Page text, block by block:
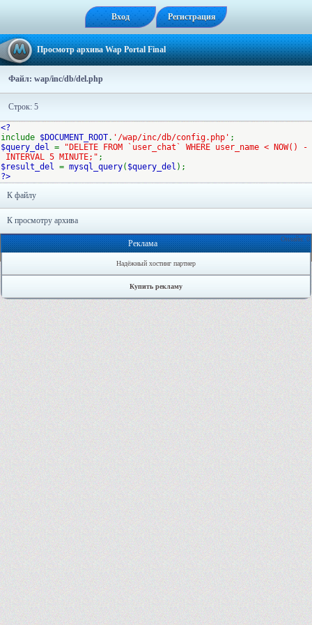
Вход Регистрация
Просмотр архива Wap Portal Final
Файл: wap/inc/db/del.php
Строк: 5
<?
include $DOCUMENT_ROOT. '/wap/inc/db/config.php' ;
$query_del =
"DELETE FROM `user_chat` WHERE user_name < NOW() -
INTERVAL 5 MINUTE;" ;
$result_del = mysql_query( $query_del );
?>
К файлу
К просмотру архива
Онлайн: 0
Реклама
Надёжный хостинг партнер
Купить рекламу